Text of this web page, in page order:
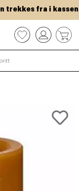
fra i kassen.
0